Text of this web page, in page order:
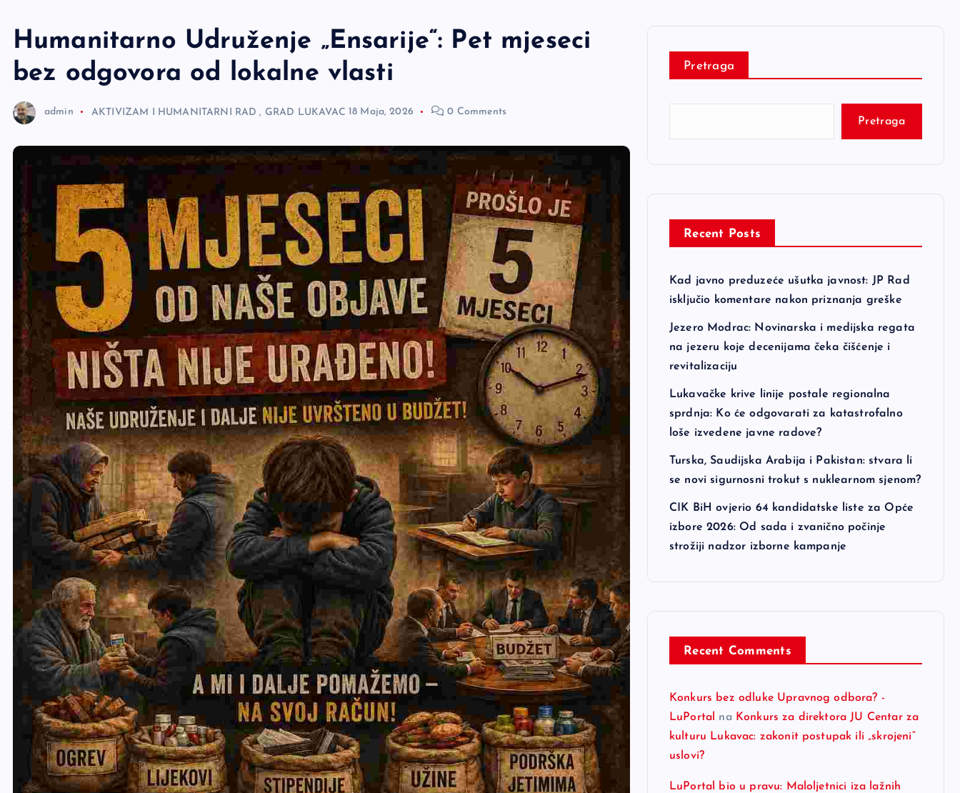
Humanitarno Udruženje „Ensarije“: Pet mjeseci
bez odgovora od lokalne vlasti
admin AKTIVIZAM I HUMANITARNI RAD , GRAD LUKAVAC 18 Maja, 2026 0 Comments
Pretraga
Pretraga
Recent Posts
Kad javno preduzeće ušutka javnost: JP Rad
isključio komentare nakon priznanja greške
Jezero Modrac: Novinarska i medijska regata
na jezeru koje decenijama čeka čišćenje i
revitalizaciju
Lukavačke krive linije postale regionalna
sprdnja: Ko će odgovarati za katastrofalno
loše izvedene javne radove?
Turska, Saudijska Arabija i Pakistan: stvara li
se novi sigurnosni trokut s nuklearnom sjenom?
CIK BiH ovjerio 64 kandidatske liste za Opće
izbore 2026: Od sada i zvanično počinje
strožiji nadzor izborne kampanje
Recent Comments
Konkurs bez odluke Upravnog odbora? -
LuPortal
na Konkurs za direktora JU Centar za
kulturu Lukavac: zakonit postupak ili „skrojeni“
uslovi?
LuPortal bio u pravu: Maloljetnici iza lažnih